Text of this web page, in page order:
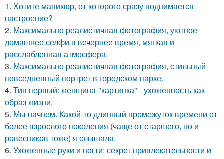
1. Хотите маникюр, от которого сразу поднимается
настроение?
2. Максимально реалистичная фотография, уютное
домашнее селфи в вечернее время, мягкая и
расслабленная атмосфера.
3. Максимально реалистичная фотография, стильный
повседневный портрет в городском парке.
4. Тип первый: женщина-"картинка" - ухоженность как
образ жизни.
5. Мы начнем. Какой-то длинный промежуток времени от
более взрослого поколения (чаще от старшего, но и
ровесников тоже) я слышала.
6. Ухоженные руки и ногти: секрет привлекательности и